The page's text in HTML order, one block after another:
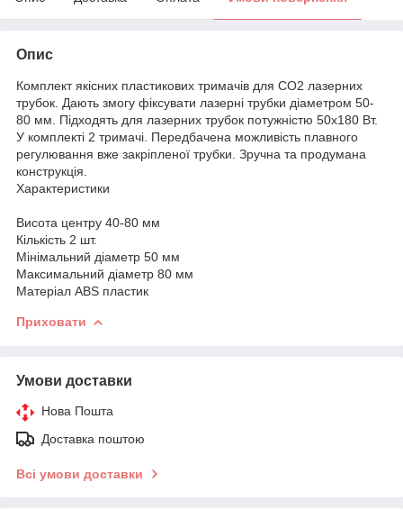
Опис
Комплект якісних пластикових тримачів для CO2 лазерних
трубок. Дають змогу фіксувати лазерні трубки діаметром 50-
80 мм. Підходять для лазерних трубок потужністю 50х180 Вт.
У комплекті 2 тримачі. Передбачена можливість плавного
регулювання вже закріпленої трубки. Зручна та продумана
конструкція.
Характеристики
Висота центру 40-80 мм
Кількість 2 шт.
Мінімальний діаметр 50 мм
Максимальний діаметр 80 мм
Матеріал ABS пластик
Приховати
Умови доставки
Нова Пошта
Доставка поштою
Всі умови доставки